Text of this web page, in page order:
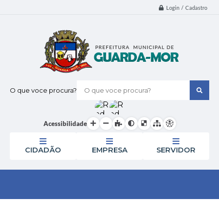
Login / Cadastro
O que voce procura?
Acessibilidade
CIDADÃO EMPRESA SERVIDOR